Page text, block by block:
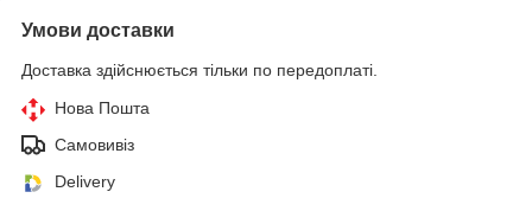
Умови доставки
Доставка здійснюється тільки по передоплаті.
Нова Пошта
Самовивіз
Delivery